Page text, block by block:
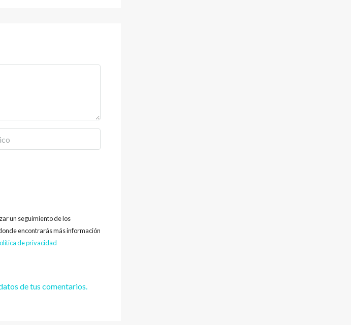
un seguimiento de los
encontrarás más información
de privacidad
de tus comentarios.